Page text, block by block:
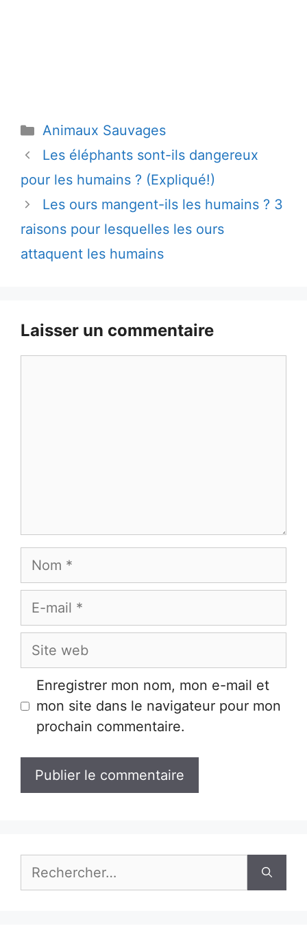
Catégories
Animaux Sauvages
Les éléphants sont-ils dangereux
pour les humains ? (Expliqué!)
Les ours mangent-ils les humains ? 3
raisons pour lesquelles les ours
attaquent les humains
Laisser un commentaire
Nom
E-
Site
Enregistrer mon nom, mon e-mail et
mon site dans le navigateur pour mon
prochain commentaire.